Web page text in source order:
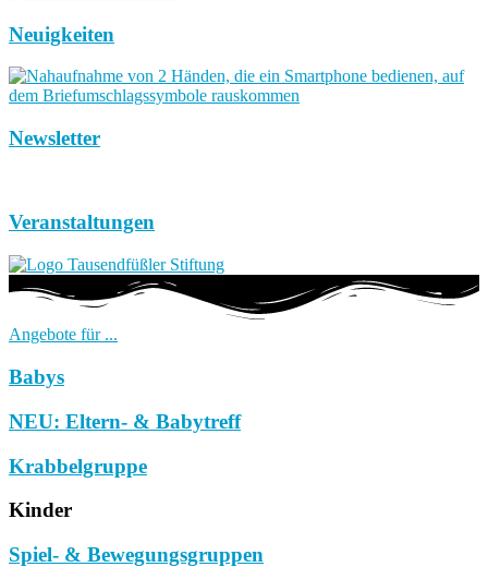
Neuigkeiten
Newsletter
Veranstaltungen
Angebote für ...
Babys
NEU: Eltern- & Babytreff
Krabbelgruppe
Kinder
Spiel- & Bewegungsgruppen